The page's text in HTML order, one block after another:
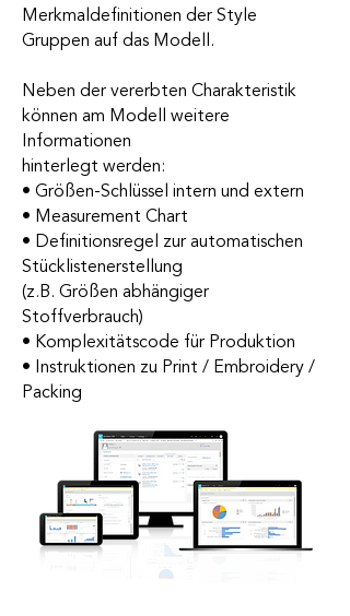
Merkmaldefinitionen der Style
Gruppen auf das Modell.
Neben der vererbten Charakteristik
können am Modell weitere
Informationen
hinterlegt werden:
• Größen-Schlüssel intern und extern
• Measurement Chart
• Definitionsregel zur automatischen
Stücklistenerstellung
(z.B. Größen abhängiger
Stoffverbrauch)
• Komplexitätscode für Produktion
• Instruktionen zu Print / Embroidery /
Packing